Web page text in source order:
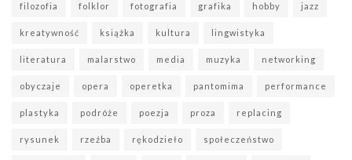
filozofia folklor fotografia grafika hobby jazz
kreatywność książka kultura lingwistyka
literatura malarstwo media muzyka networking
obyczaje opera operetka pantomima performance
plastyka podróże poezja proza replacing
rysunek rzeźba rękodzieło społeczeństwo